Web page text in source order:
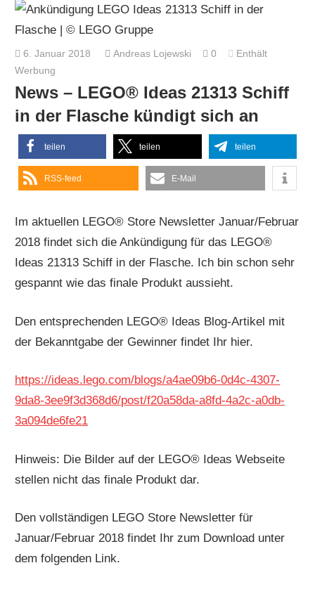
6. Januar 2018 Andreas Lojewski 0
Enthält
Werbung
News – LEGO® Ideas 21313 Schiff
in der Flasche kündigt sich an
teilen teilen teilen
RSS-feed E-Mail
Im aktuellen LEGO® Store Newsletter Januar/Februar
2018 findet sich die Ankündigung für das LEGO®
Ideas 21313 Schiff in der Flasche. Ich bin schon sehr
gespannt wie das finale Produkt aussieht.
Den entsprechenden LEGO® Ideas Blog-Artikel mit
der Bekanntgabe der Gewinner findet Ihr hier.
https://ideas.lego.com/blogs/a4ae09b6-0d4c-4307-
9da8-3ee9f3d368d6/post/f20a58da-a8fd-4a2c-a0db-
3a094de6fe21
Hinweis: Die Bilder auf der LEGO® Ideas Webseite
stellen nicht das finale Produkt dar.
Den vollständigen LEGO Store Newsletter für
Januar/Februar 2018 findet Ihr zum Download unter
dem folgenden Link.